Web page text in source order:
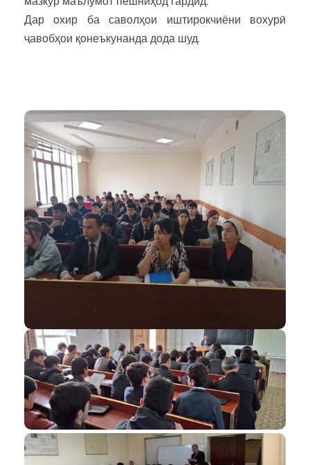
Дар охир ба саволҳои иштирокчиёни вохурӣ
ҷавобҳои қонеъкунанда дода шуд.